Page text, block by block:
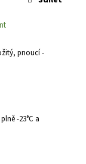
pnoucí -
-23°C a